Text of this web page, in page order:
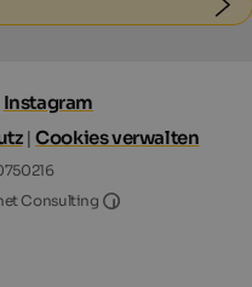
Instagram
|Cookies verwalten
Consulting
Internet